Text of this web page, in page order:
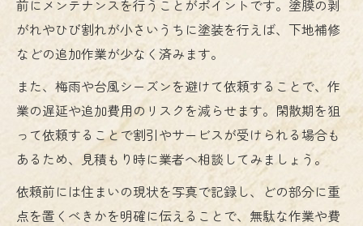
前にメンテナンスを行うことがポイントです。塗膜の剥
がれやひび割れが小さいうちに塗装を行えば、下地補修
などの追加作業が少なく済みます。
また、梅雨や台風シーズンを避けて依頼することで、作
業の遅延や追加費用のリスクを減らせます。閑散期を狙
って依頼することで割引やサービスが受けられる場合も
あるため、見積もり時に業者へ相談してみましょう。
依頼前には住まいの現状を写真で記録し、どの部分に重
点を置くべきかを明確に伝えることで、無駄な作業や費